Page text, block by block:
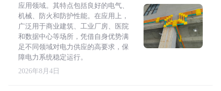
应用领域。其特点包括良好的电气、
机械、防火和防护性能。在应用上，
广泛用于商业建筑、工业厂房、医院
和数据中心等场所，凭借自身优势满
足不同领域对电力供应的高要求，保
障电力系统稳定运行。
2026年8月4日